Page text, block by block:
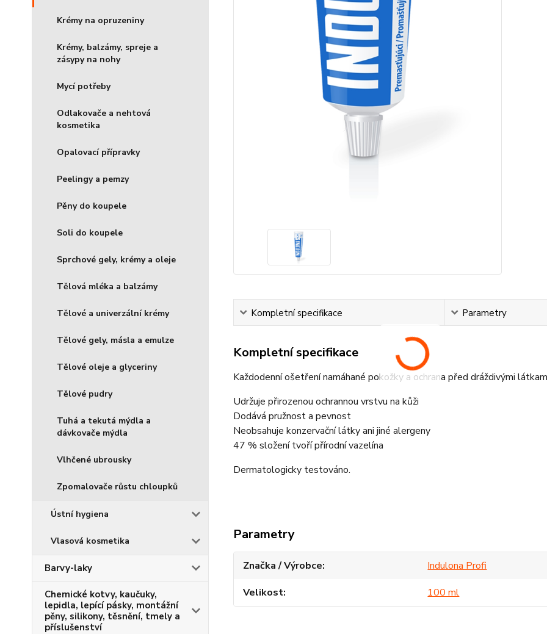
Krémy na opruzeniny
Krémy, balzámy, spreje a
zásypy na nohy
Mycí potřeby
Odlakovače a nehtová
kosmetika
Opalovací přípravky
Peelingy a pemzy
Pěny do koupele
Soli do koupele
Sprchové gely, krémy a oleje
Tělová mléka a balzámy
Tělové a univerzální krémy
Tělové gely, másla a emulze
Tělové oleje a glyceriny
Tělové pudry
Tuhá a tekutá mýdla a
dávkovače mýdla
Vlhčené ubrousky
Zpomalovače růstu chloupků
Ústní hygiena
Vlasová kosmetika
Barvy-laky
Chemické kotvy, kaučuky,
lepidla, lepící pásky, montážní
pěny, silikony, těsnění, tmely a
příslušenství
Kompletní specifikace Parametry
Kompletní specifikace
Každodenní ošetření namáhané pokožky a ochrana před dráždivými
Udržuje přirozenou ochrannou vrstvu na kůži
Dodává pružnost a pevnost
Neobsahuje konzervační látky ani jiné alergeny
47 % složení tvoří přírodní vazelína
Dermatologicky testováno.
Parametry
Značka / Výrobce
Indulona Profi
Velikost
100 ml